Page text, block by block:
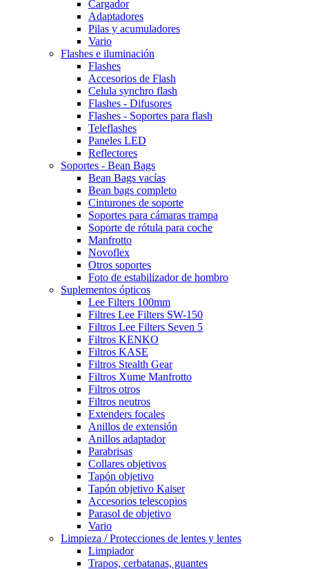
Cargador
Adaptadores
Pilas y acumuladores
Vario
Flashes e iluminación
Flashes
Accesorios de Flash
Celula synchro flash
Flashes - Difusores
Flashes - Soportes para flash
Teleflashes
Paneles LED
Reflectores
Soportes - Bean Bags
Bean Bags vacías
Bean bags completo
Cinturones de soporte
Soportes para cámaras trampa
Soporte de rótula para coche
Manfrotto
Novoflex
Otros soportes
Foto de estabilizador de hombro
Suplementos ópticos
Lee Filters 100mm
Filtres Lee Filters SW-150
Filtros Lee Filters Seven 5
Filtros KENKO
Filtros KASE
Filtros Stealth Gear
Filtros Xume Manfrotto
Filtros otros
Filtros neutros
Extenders focales
Anillos de extensión
Anillos adaptador
Parabrisas
Collares objetivos
Tapón objetivo
Tapón objetivo Kaiser
Accesorios telescopios
Parasol de objetivo
Vario
Limpieza / Protecciones de lentes y lentes
Limpiador
Trapos, cerbatanas, guantes